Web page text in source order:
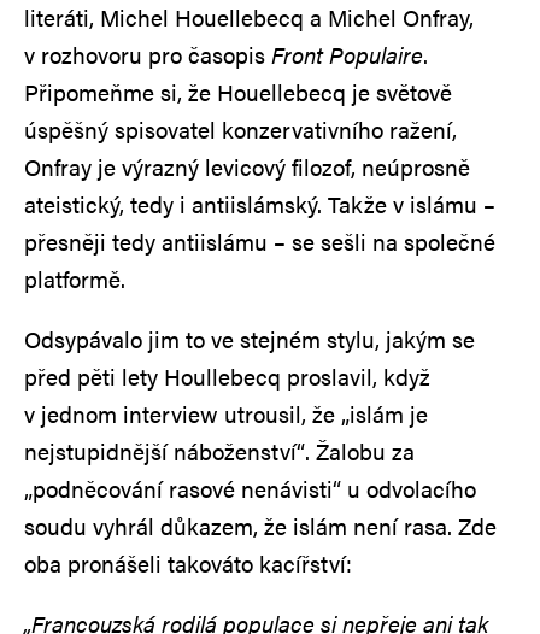
literáti, Michel Houellebecq a Michel Onfray,
v rozhovoru pro časopisFront Populaire.
Připomeňme si, že Houellebecq je světově
úspěšný spisovatel konzervativního ražení,
Onfray je výrazný levicový filozof, neúprosně
ateistický, tedy i antiislámský. Takže v islámu –
přesněji tedy antiislámu – se sešli na společné
platformě.
Odsypávalo jim to ve stejném stylu, jakým se
před pěti lety Houllebecq proslavil, když
v jednom interview utrousil, že „islám je
nejstupidnější náboženství“. Žalobu za
„podněcování rasové nenávisti“ u odvolacího
soudu vyhrál důkazem, že islám není rasa. Zde
oba pronášeli takováto kacířství:
„Francouzská rodilá populace si nepřeje ani tak